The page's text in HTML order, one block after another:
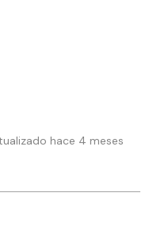
hace 4 meses